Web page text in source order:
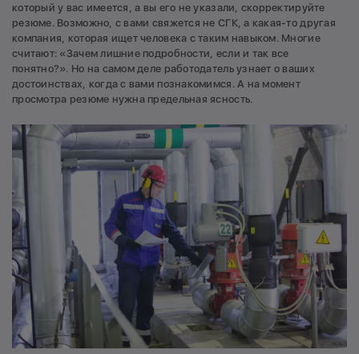
который у вас имеется, а вы его не указали, скорректируйте
резюме. Возможно, с вами свяжется не СГК, а какая-то другая
компания, которая ищет человека с таким навыком. Многие
считают: «Зачем лишние подробности, если и так все
понятно?». Но на самом деле работодатель узнает о ваших
достоинствах, когда с вами познакомимся. А на момент
просмотра резюме нужна предельная ясность.